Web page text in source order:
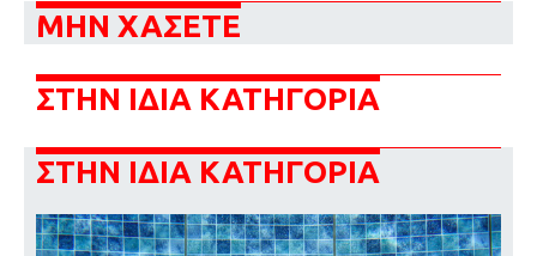
ΜΗΝ ΧΑΣΕΤΕ
ΣΤΗΝ ΙΔΙΑ ΚΑΤΗΓΟΡΙΑ
ΣΤΗΝ ΙΔΙΑ ΚΑΤΗΓΟΡΙΑ